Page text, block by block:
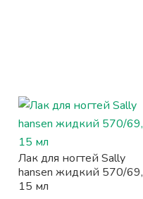
Лак для ногтей Sally
hansen жидкий 570/69,
15 мл